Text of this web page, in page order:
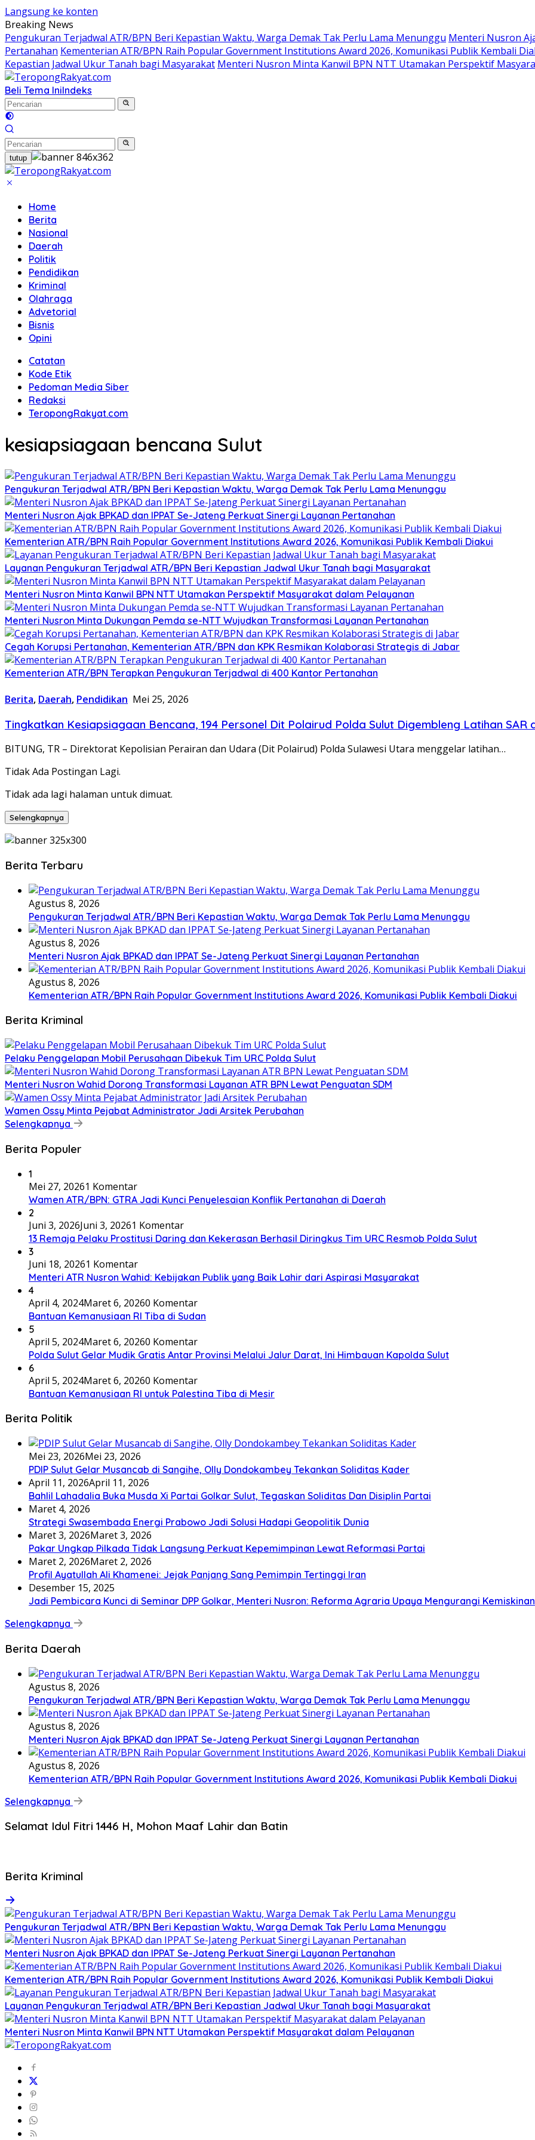
Langsung ke konten
Breaking News
Pengukuran Terjadwal ATR/BPN Beri Kepastian Waktu, Warga Demak Tak Perlu Lama Menunggu Menteri Nusron
Pertanahan Kementerian ATR/BPN Raih Popular Government Institutions Award 2026, Komunikasi Publik Kembali
Kepastian Jadwal Ukur Tanah bagi Masyarakat Menteri Nusron Minta Kanwil BPN NTT Utamakan Perspektif
Beli Tema IniIndeks
tutup
Home
Berita
Nasional
Daerah
Politik
Pendidikan
Kriminal
Olahraga
Advetorial
Bisnis
Opini
Catatan
Kode Etik
Pedoman Media Siber
Redaksi
TeropongRakyat.com
kesiapsiagaan bencana Sulut
Pengukuran Terjadwal ATR/BPN Beri Kepastian Waktu, Warga Demak Tak Perlu Lama Menunggu
Menteri Nusron Ajak BPKAD dan IPPAT Se-Jateng Perkuat Sinergi Layanan Pertanahan
Kementerian ATR/BPN Raih Popular Government Institutions Award 2026, Komunikasi Publik Kembali Diakui
Layanan Pengukuran Terjadwal ATR/BPN Beri Kepastian Jadwal Ukur Tanah bagi Masyarakat
Menteri Nusron Minta Kanwil BPN NTT Utamakan Perspektif Masyarakat dalam Pelayanan
Menteri Nusron Minta Dukungan Pemda se-NTT Wujudkan Transformasi Layanan Pertanahan
Cegah Korupsi Pertanahan, Kementerian ATR/BPN dan KPK Resmikan Kolaborasi Strategis di Jabar
Kementerian ATR/BPN Terapkan Pengukuran Terjadwal di 400 Kantor Pertanahan
Berita, Daerah, Pendidikan Mei 25, 2026
Tingkatkan Kesiapsiagaan Bencana, 194 Personel Dit Polairud Polda Sulut Digembleng Latihan SAR
BITUNG, TR – Direktorat Kepolisian Perairan dan Udara (Dit Polairud) Polda Sulawesi Utara menggelar latihan…
Tidak Ada Postingan Lagi.
Tidak ada lagi halaman untuk dimuat.
Selengkapnya
Berita Terbaru
Agustus 8, 2026
Pengukuran Terjadwal ATR/BPN Beri Kepastian Waktu, Warga Demak Tak Perlu Lama Menunggu
Agustus 8, 2026
Menteri Nusron Ajak BPKAD dan IPPAT Se-Jateng Perkuat Sinergi Layanan Pertanahan
Agustus 8, 2026
Kementerian ATR/BPN Raih Popular Government Institutions Award 2026, Komunikasi Publik Kembali Diakui
Berita Kriminal
​Pelaku Penggelapan Mobil Perusahaan Dibekuk Tim URC Polda Sulut
​Menteri Nusron Wahid Dorong Transformasi Layanan ATR BPN Lewat Penguatan SDM
Wamen Ossy Minta Pejabat Administrator Jadi Arsitek Perubahan
Selengkapnya
Berita Populer
1
Mei 27, 20261 Komentar
Wamen ATR/BPN: GTRA Jadi Kunci Penyelesaian Konflik Pertanahan di Daerah
2
Juni 3, 2026Juni 3, 20261 Komentar
13 Remaja Pelaku Prostitusi Daring dan Kekerasan Berhasil Diringkus Tim URC Resmob Polda Sulut
3
Juni 18, 20261 Komentar
Menteri ATR Nusron Wahid: Kebijakan Publik yang Baik Lahir dari Aspirasi Masyarakat
4
April 4, 2024Maret 6, 20260 Komentar
Bantuan Kemanusiaan RI Tiba di Sudan
5
April 5, 2024Maret 6, 20260 Komentar
Polda Sulut Gelar Mudik Gratis Antar Provinsi Melalui Jalur Darat, Ini Himbauan Kapolda Sulut
6
April 5, 2024Maret 6, 20260 Komentar
Bantuan Kemanusiaan RI untuk Palestina Tiba di Mesir
Berita Politik
Mei 23, 2026Mei 23, 2026
PDIP Sulut Gelar Musancab di Sangihe, Olly Dondokambey Tekankan Soliditas Kader
April 11, 2026April 11, 2026
Bahlil Lahadalia Buka Musda Xi Partai Golkar Sulut, Tegaskan Soliditas Dan Disiplin Partai
Maret 4, 2026
Strategi Swasembada Energi Prabowo Jadi Solusi Hadapi Geopolitik Dunia
Maret 3, 2026Maret 3, 2026
Pakar Ungkap Pilkada Tidak Langsung Perkuat Kepemimpinan Lewat Reformasi Partai
Maret 2, 2026Maret 2, 2026
Profil Ayatullah Ali Khamenei: Jejak Panjang Sang Pemimpin Tertinggi Iran
Desember 15, 2025
Jadi Pembicara Kunci di Seminar DPP Golkar, Menteri Nusron: Reforma Agraria Upaya Mengurangi Kemiskinan
Selengkapnya
Berita Daerah
Agustus 8, 2026
Pengukuran Terjadwal ATR/BPN Beri Kepastian Waktu, Warga Demak Tak Perlu Lama Menunggu
Agustus 8, 2026
Menteri Nusron Ajak BPKAD dan IPPAT Se-Jateng Perkuat Sinergi Layanan Pertanahan
Agustus 8, 2026
Kementerian ATR/BPN Raih Popular Government Institutions Award 2026, Komunikasi Publik Kembali Diakui
Selengkapnya
Selamat Idul Fitri 1446 H, Mohon Maaf Lahir dan Batin
Berita Kriminal
Pengukuran Terjadwal ATR/BPN Beri Kepastian Waktu, Warga Demak Tak Perlu Lama Menunggu
Menteri Nusron Ajak BPKAD dan IPPAT Se-Jateng Perkuat Sinergi Layanan Pertanahan
Kementerian ATR/BPN Raih Popular Government Institutions Award 2026, Komunikasi Publik Kembali Diakui
Layanan Pengukuran Terjadwal ATR/BPN Beri Kepastian Jadwal Ukur Tanah bagi Masyarakat
Menteri Nusron Minta Kanwil BPN NTT Utamakan Perspektif Masyarakat dalam Pelayanan